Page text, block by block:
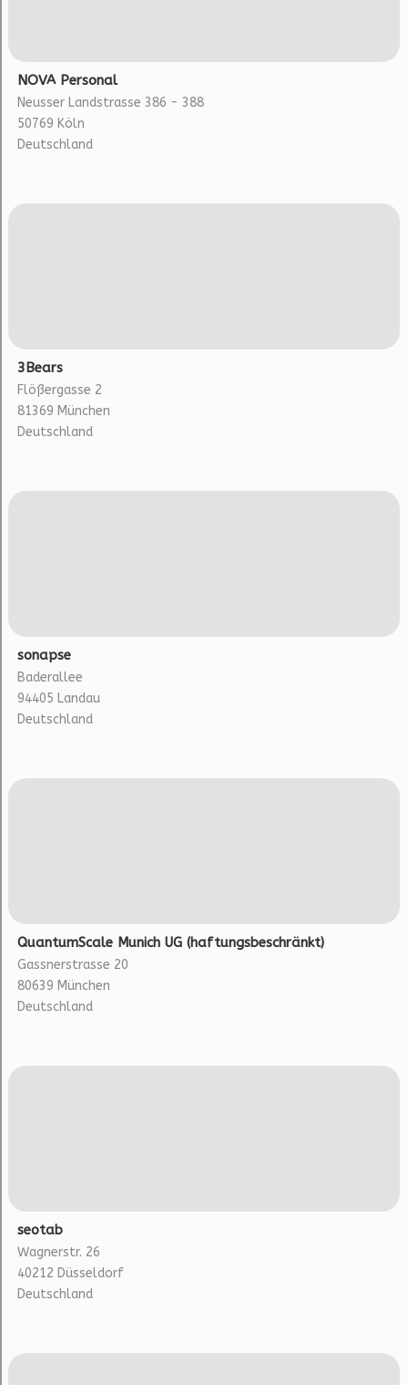
NOVA Personal
Neusser Landstrasse 386 - 388
50769 Köln
Deutschland
3Bears
Flößergasse 2
81369 München
Deutschland
sonapse
Baderallee
94405 Landau
Deutschland
QuantumScale Munich UG (haftungsbeschränkt)
Gassnerstrasse 20
80639 München
Deutschland
seotab
Wagnerstr. 26
40212 Düsseldorf
Deutschland